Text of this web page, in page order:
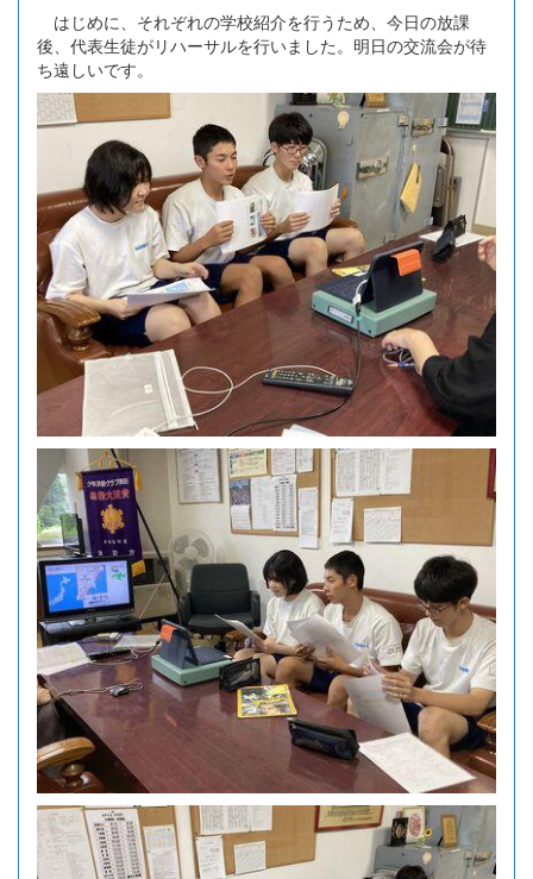
はじめに、それぞれの学校紹介を行うため、今日の放課
後、代表生徒がリハーサルを行いました。明日の交流会が待
ち遠しいです。